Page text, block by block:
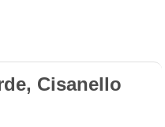
Cisanello